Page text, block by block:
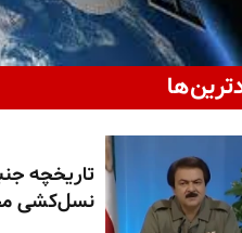
تاریخچه
نسل‌کشی